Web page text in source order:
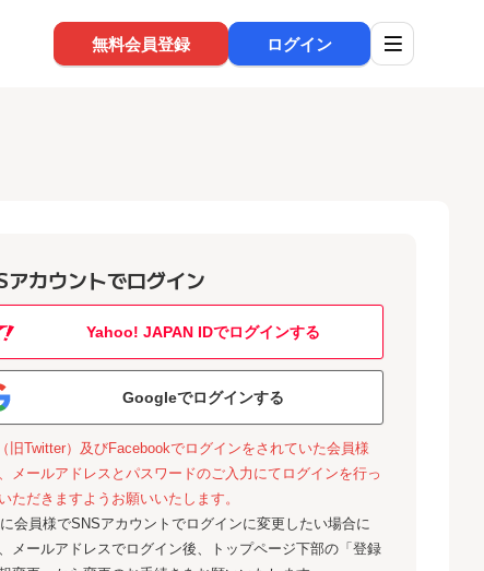
無料会員登録 ログイン
アカウントでログイン
Yahoo! JAPAN IDでログインする
Googleでログインする
旧Twitter）及びFacebookでログインをされていた会員様
メールアドレスとパスワードのご入力にてログインを行っ
ただきますようお願いいたします。
会員様でSNSアカウントでログインに変更したい場合に
メールアドレスでログイン後、トップページ下部の「登録